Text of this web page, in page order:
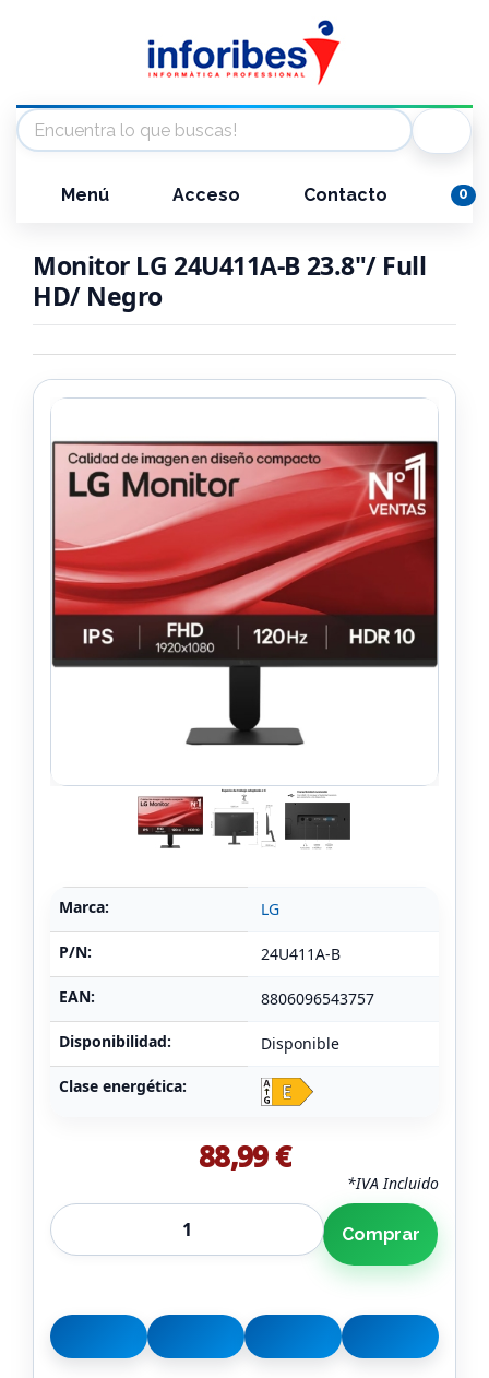
Menú Acceso Contacto 0
Monitor LG 24U411A-B 23.8"/ Full
HD/ Negro
Marca: LG
P/N: 24U411A-B
EAN: 8806096543757
Disponibilidad: Disponible
Clase energética:
88,99 €
*IVA Incluido
Comprar